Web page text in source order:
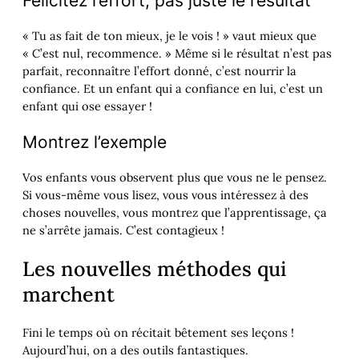
« Tu as fait de ton mieux, je le vois ! » vaut mieux que
« C’est nul, recommence. » Même si le résultat n’est pas
parfait, reconnaître l’effort donné, c’est nourrir la
confiance. Et un enfant qui a confiance en lui, c’est un
enfant qui ose essayer !
Montrez l’exemple
Vos enfants vous observent plus que vous ne le pensez.
Si vous-même vous lisez, vous vous intéressez à des
choses nouvelles, vous montrez que l’apprentissage, ça
ne s’arrête jamais. C’est contagieux !
Les nouvelles méthodes qui
marchent
Fini le temps où on récitait bêtement ses leçons !
Aujourd’hui, on a des outils fantastiques.